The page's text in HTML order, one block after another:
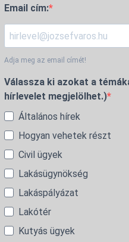
Email cím:
Adja meg az email címét!
Válassza ki azokat a
hírlevelet megjelölhet.)
Általános hírek
Hogyan vehetek részt
Civil ügyek
Lakásügynökség
Lakáspályázat
Lakótér
Kutyás ügyek